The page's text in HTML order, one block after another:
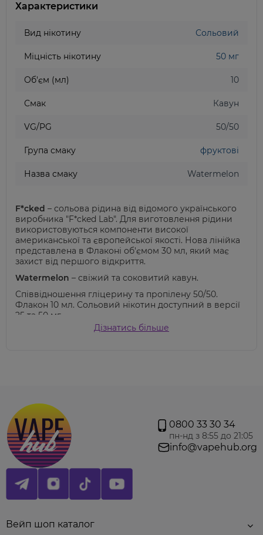
Характеристики
Вид нікотину Сольовий
Міцність нікотину 50 мг
Об'єм (мл) 10
Смак Кавун
VG/PG 50/50
Група смаку фруктові
Назва смаку Watermelon
F*cked – сольова рідина від відомого українського
виробника "F*cked Lab". Для виготовлення рідини
використовуються компоненти високої
американської та європейської якості. Нова лінійка
представлена в Флаконі об'ємом 30 мл, який має
захист від першого відкриття.
Watermelon – свіжий та соковитий кавун.
Співвідношення гліцерину та пропілену 50/50.
Флакон 10 мл. Сольовий нікотин доступний в версії
25 та 50 мг.
Дізнатись більше
0800 33 30 34
пн-нд з 8:55 до 21:05
info@vapehub.org
Вейп шоп каталог